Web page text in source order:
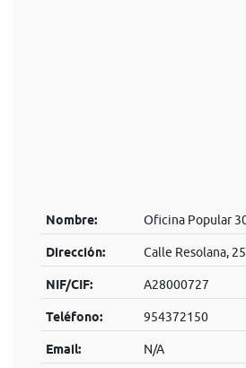
Nombre: Oficina Popular
Dirección: Calle Resolana, 25
NIF/CIF: A28000727
Teléfono: 954372150
Email: N/A